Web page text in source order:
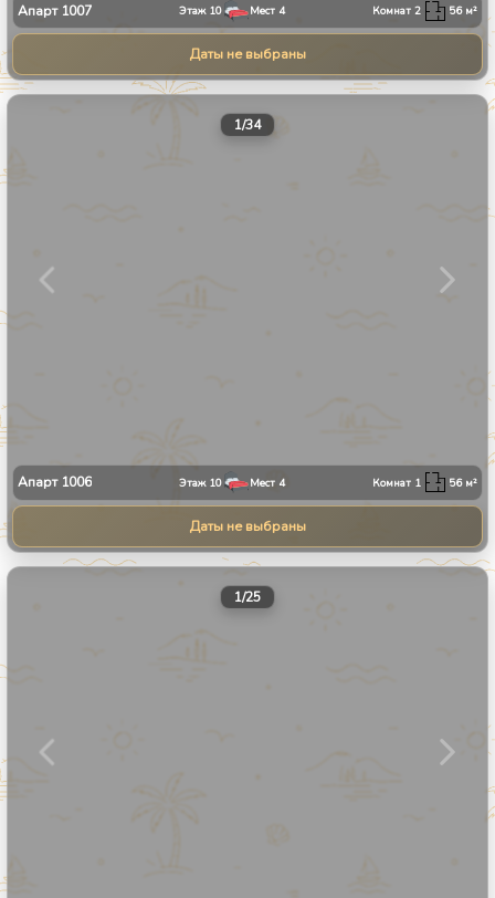
Апарт 1007 Этаж 10 Мест 4 Комнат2 56м²
Даты не выбраны
1/34
Апарт 1006 Этаж 10 Мест 4 Комнат 1 56м²
Даты не выбраны
1/25